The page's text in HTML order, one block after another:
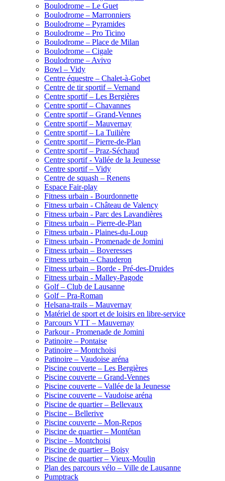
Boulodrome – Le Guet
Boulodrome – Marronniers
Boulodrome – Pyramides
Boulodrome – Pro Ticino
Boulodrome – Place de Milan
Boulodrome – Cigale
Boulodrome – Avivo
Bowl – Vidy
Centre équestre – Chalet-à-Gobet
Centre de tir sportif – Vernand
Centre sportif – Les Bergières
Centre sportif – Chavannes
Centre sportif – Grand-Vennes
Centre sportif – Mauvernay
Centre sportif – La Tuilière
Centre sportif – Pierre-de-Plan
Centre sportif – Praz-Séchaud
Centre sportif - Vallée de la Jeunesse
Centre sportif – Vidy
Centre de squash – Renens
Espace Fair-play
Fitness urbain - Bourdonnette
Fitness urbain - Château de Valency
Fitness urbain - Parc des Lavandières
Fitness urbain – Pierre-de-Plan
Fitness urbain - Plaines-du-Loup
Fitness urbain - Promenade de Jomini
Fitness urbain – Boveresses
Fitness urbain – Chauderon
Fitness urbain – Borde - Pré-des-Druides
Fitness urbain - Malley-Pagode
Golf – Club de Lausanne
Golf – Pra-Roman
Helsana-trails – Mauvernay
Matériel de sport et de loisirs en libre-service
Parcours VTT – Mauvernay
Parkour - Promenade de Jomini
Patinoire – Pontaise
Patinoire – Montchoisi
Patinoire – Vaudoise aréna
Piscine couverte – Les Bergières
Piscine couverte – Grand-Vennes
Piscine couverte – Vallée de la Jeunesse
Piscine couverte – Vaudoise aréna
Piscine de quartier – Bellevaux
Piscine – Bellerive
Piscine couverte – Mon-Repos
Piscine de quartier – Montétan
Piscine – Montchoisi
Piscine de quartier – Boisy
Piscine de quartier – Vieux-Moulin
Plan des parcours vélo – Ville de Lausanne
Pumptrack